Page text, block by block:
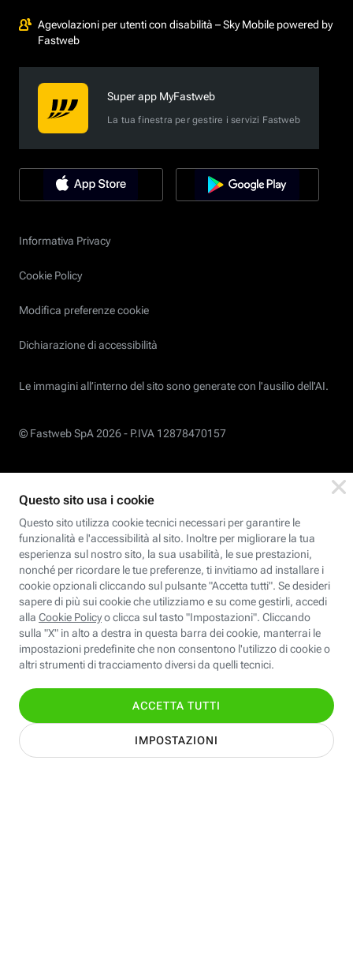
Agevolazioni per utenti con disabilità – Sky Mobile powered by
Fastweb
Super app MyFastweb
La tua finestra per gestire i servizi Fastweb
Informativa Privacy
Cookie Policy
Modifica preferenze cookie
Dichiarazione di accessibilità
Le immagini all’interno del sito sono generate con l'ausilio dell'AI.
© Fastweb SpA 2026 - P.IVA 12878470157